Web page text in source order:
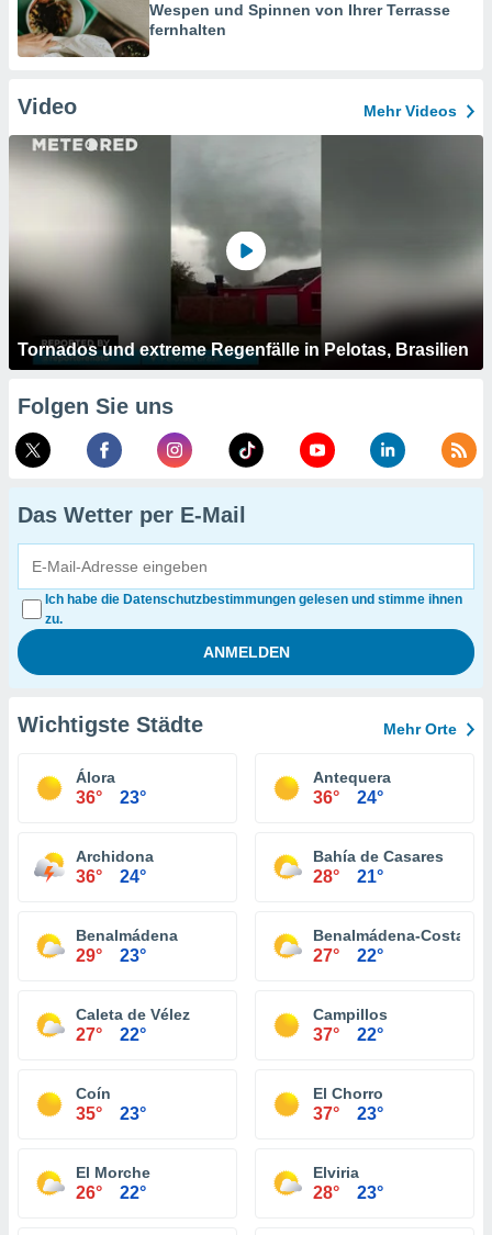
Wespen und Spinnen von Ihrer Terrasse
fernhalten
Video Mehr Videos
Tornados und extreme Regenfälle in Pelotas, Brasilien
Folgen Sie uns
Das Wetter per E-Mail
Ich habe die Datenschutzbestimmungen gelesen und stimme ihnen
zu.
Wichtigste Städte Mehr Orte
Álora
36° 23°
Antequera
36° 24°
Archidona
36° 24°
Bahía de Casares
28° 21°
Benalmádena
29° 23°
Benalmádena-Costa
27° 22°
Caleta de Vélez
27° 22°
Campillos
37° 22°
Coín
35° 23°
El Chorro
37° 23°
El Morche
26° 22°
Elviria
28° 23°